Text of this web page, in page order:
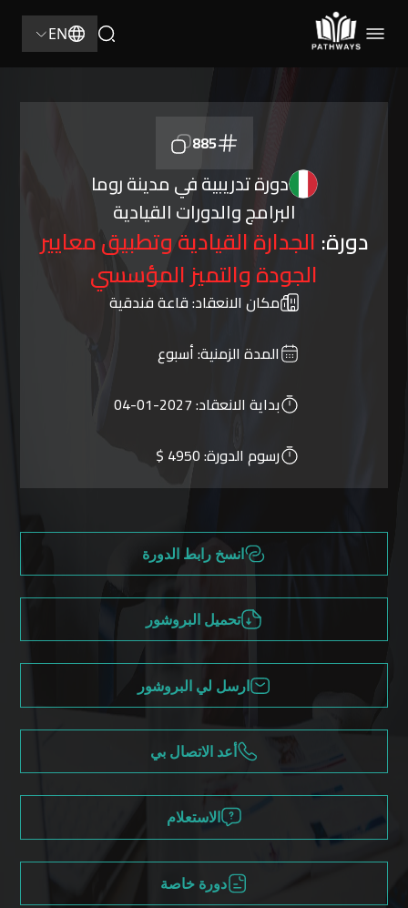
EN
885
دورة تدريبية في مدينة روما
البرامج والدورات القيادية
دورة: الجدارة القيادية وتطبيق معايير
الجودة والتميز المؤسسي
مكان الانعقاد:قاعة فندقية
المدة الزمنية:أسبوع
بداية الانعقاد:2027-01-04
رسوم الدورة:4950 $
انسخ رابط الدورة
تحميل البروشور
ارسل لي البروشور
أعد الاتصال بي
الاستعلام
دورة خاصة